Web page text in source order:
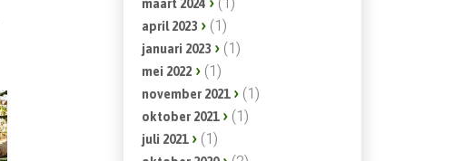
maart 2024
april 2023 (1)
januari 2023 (1)
mei 2022 (1)
november 2021 (1)
oktober 2021 (1)
juli 2021 (1)